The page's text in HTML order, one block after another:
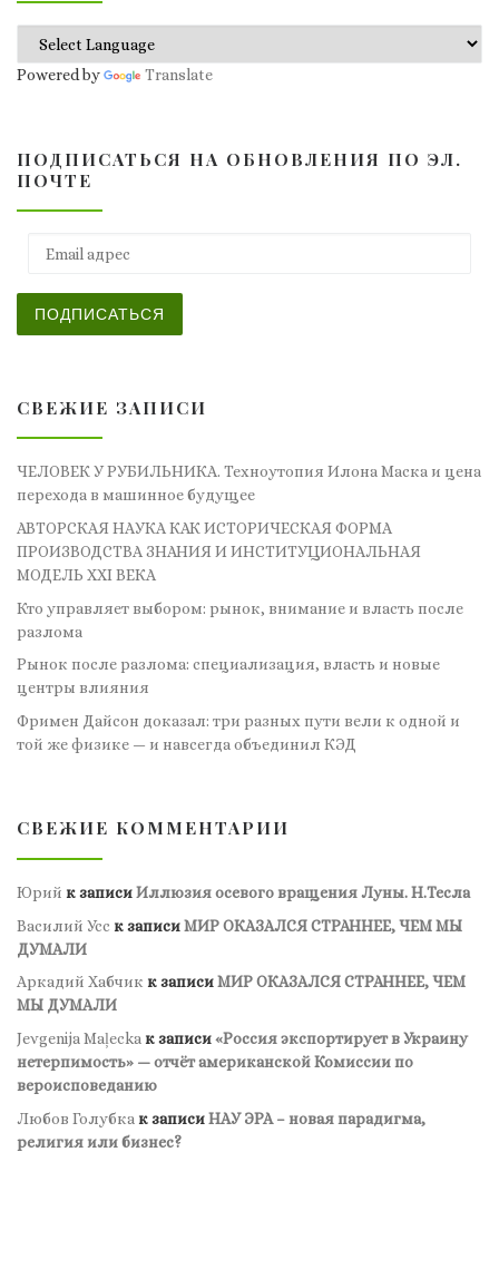
Powered by Translate
ПОДПИСАТЬСЯ НА ОБНОВЛЕНИЯ ПО ЭЛ.
ПОЧТЕ
ПОДПИСАТЬСЯ
СВЕЖИЕ ЗАПИСИ
ЧЕЛОВЕК У РУБИЛЬНИКА. Техноутопия Илона Маска и цена
перехода в машинное будущее
АВТОРСКАЯ НАУКА КАК ИСТОРИЧЕСКАЯ ФОРМА
ПРОИЗВОДСТВА ЗНАНИЯ И ИНСТИТУЦИОНАЛЬНАЯ
МОДЕЛЬ XXI ВЕКА
Кто управляет выбором: рынок, внимание и власть после
разлома
Рынок после разлома: специализация, власть и новые
центры влияния
Фримен Дайсон доказал: три разных пути вели к одной и
той же физике — и навсегда объединил КЭД
СВЕЖИЕ КОММЕНТАРИИ
Юрий к записиИллюзия осевого вращения Луны. Н.Тесла
Василий Усс к записиМИР ОКАЗАЛСЯ СТРАННЕЕ, ЧЕМ МЫ
ДУМАЛИ
Аркадий Хабчик к записиМИР ОКАЗАЛСЯ СТРАННЕЕ, ЧЕМ
МЫ ДУМАЛИ
Jevgenija Maļecka к записи«Россия экспортирует в Украину
нетерпимость» — отчёт американской Комиссии по
вероисповеданию
Любов Голубка к записиНАУ ЭРА – новая парадигма,
религия или бизнес?